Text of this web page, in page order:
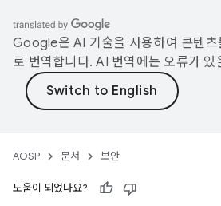
Google은 AI 기술을 사용하여 콘텐츠
로 번역합니다. AI 번역에는 오류가 있
AOSP 문서 보안
도움이 되었나요?